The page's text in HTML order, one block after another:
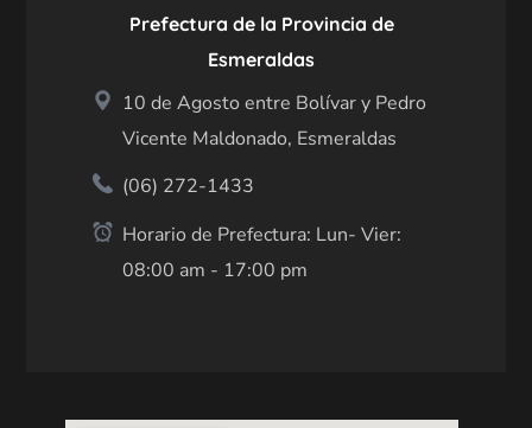
Prefectura de la Provincia de
Esmeraldas
10 de Agosto entre Bolívar y Pedro
Vicente Maldonado, Esmeraldas
(06) 272-1433
Horario de Prefectura: Lun- Vier:
08:00 am - 17:00 pm